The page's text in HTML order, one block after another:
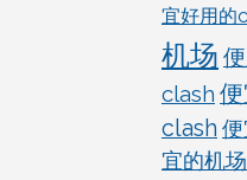
宜好用的
机场
clash
clash
宜的机